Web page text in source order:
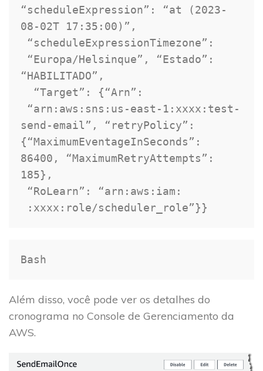
“scheduleExpression”: “at
(2023-
08-02T 17 :35:00) ”,
“HABILITADO”,
  “Target”:
{“Arn”:
{
86400
185} ,
:xxxx:role/scheduler_role”}}
Bash
Além disso, você pode ver os detalhes do
cronograma no Console de Gerenciamento da
AWS.